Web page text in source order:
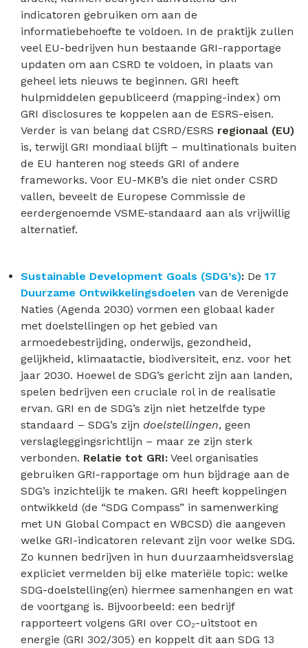
indicatoren gebruiken om aan de
informatiebehoefte te voldoen. In de praktijk zullen
veel EU-bedrijven hun bestaande GRI-rapportage
updaten om aan CSRD te voldoen, in plaats van
geheel iets nieuws te beginnen. GRI heeft
hulpmiddelen gepubliceerd (mapping-index) om
GRI disclosures te koppelen aan de ESRS-eisen.
Verder is van belang dat CSRD/ESRS regionaal (EU)
is, terwijl GRI mondiaal blijft – multinationals buiten
de EU hanteren nog steeds GRI of andere
frameworks. Voor EU-MKB’s die niet onder CSRD
vallen, beveelt de Europese Commissie de
eerdergenoemde VSME-standaard aan als vrijwillig
alternatief.
Sustainable Development Goals (SDG’s): De 17
Duurzame Ontwikkelingsdoelen van de Verenigde
Naties (Agenda 2030) vormen een globaal kader
met doelstellingen op het gebied van
armoedebestrijding, onderwijs, gezondheid,
gelijkheid, klimaatactie, biodiversiteit, enz. voor het
jaar 2030. Hoewel de SDG’s gericht zijn aan landen,
spelen bedrijven een cruciale rol in de realisatie
ervan. GRI en de SDG’s zijn niet hetzelfde type
standaard – SDG’s zijn doelstellingen, geen
verslagleggingsrichtlijn – maar ze zijn sterk
verbonden. Relatie tot GRI: Veel organisaties
gebruiken GRI-rapportage om hun bijdrage aan de
SDG’s inzichtelijk te maken. GRI heeft koppelingen
ontwikkeld (de “SDG Compass” in samenwerking
met UN Global Compact en WBCSD) die aangeven
welke GRI-indicatoren relevant zijn voor welke SDG.
Zo kunnen bedrijven in hun duurzaamheidsverslag
expliciet vermelden bij elke materiële topic: welke
SDG-doelstelling(en) hiermee samenhangen en wat
de voortgang is. Bijvoorbeeld: een bedrijf
rapporteert volgens GRI over CO₂-uitstoot en
energie (GRI 302/305) en koppelt dit aan SDG 13